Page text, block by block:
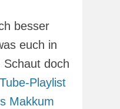
besser
euch in
doch
Playlist
Makkum